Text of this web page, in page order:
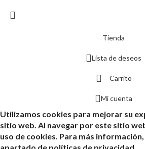
Tienda
Lista de deseos
Carrito
Mi cuenta
Utilizamos cookies para mejorar su
sitio web. Al navegar por este sitio
uso de cookies. Para más